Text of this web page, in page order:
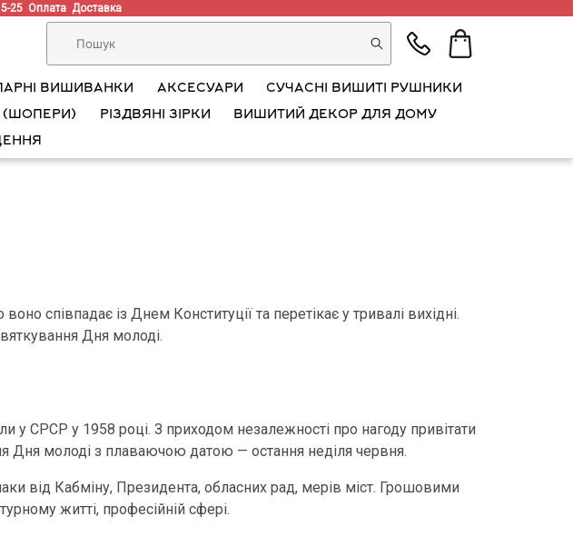
25 Оплата Доставка
ВИШИВАНКИ АКСЕСУАРИ
СУЧАСНІ ВИШИТІ РУШНИКИ
(ШОПЕРИ) РІЗДВЯНІ ЗІРКИ
ВИШИТИЙ ДЕКОР ДЛЯ ДОМУ
співпадає із Днем Конституції та перетікає у тривалі вихідні.
Дня молоді.
СРСР у 1958 році. З приходом незалежності про нагоду привітати
Дня молоді з плаваючою датою — остання неділя червня.
від Кабміну, Президента, обласних рад, мерів міст. Грошовими
житті, професійній сфері.